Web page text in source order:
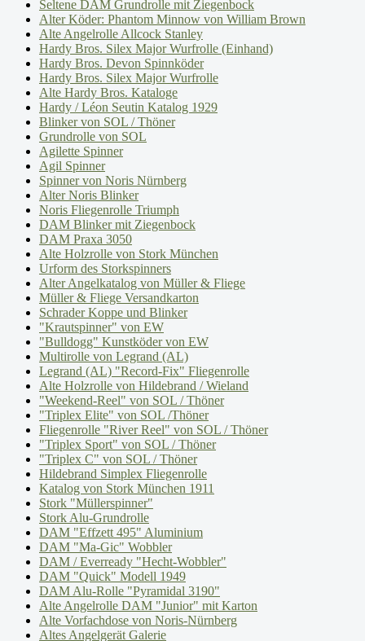
Seltene DAM Grundrolle mit Ziegenbock
Alter Köder: Phantom Minnow von William Brown
Alte Angelrolle Allcock Stanley
Hardy Bros. Silex Major Wurfrolle (Einhand)
Hardy Bros. Devon Spinnköder
Hardy Bros. Silex Major Wurfrolle
Alte Hardy Bros. Kataloge
Hardy / Léon Seutin Katalog 1929
Blinker von SOL / Thöner
Grundrolle von SOL
Agilette Spinner
Agil Spinner
Spinner von Noris Nürnberg
Alter Noris Blinker
Noris Fliegenrolle Triumph
DAM Blinker mit Ziegenbock
DAM Praxa 3050
Alte Holzrolle von Stork München
Urform des Storkspinners
Alter Angelkatalog von Müller & Fliege
Müller & Fliege Versandkarton
Schrader Koppe und Blinker
"Krautspinner" von EW
"Bulldogg" Kunstköder von EW
Multirolle von Legrand (AL)
Legrand (AL) "Record-Fix" Fliegenrolle
Alte Holzrolle von Hildebrand / Wieland
"Weekend-Reel" von SOL / Thöner
"Triplex Elite" von SOL /Thöner
Fliegenrolle "River Reel" von SOL / Thöner
"Triplex Sport" von SOL / Thöner
"Triplex C" von SOL / Thöner
Hildebrand Simplex Fliegenrolle
Katalog von Stork München 1911
Stork "Müllerspinner"
Stork Alu-Grundrolle
DAM "Effzett 495" Aluminium
DAM "Ma-Gic" Wobbler
DAM / Everready "Hecht-Wobbler"
DAM "Quick" Modell 1949
DAM Alu-Rolle "Pyramidal 3190"
Alte Angelrolle DAM "Junior" mit Karton
Alte Vorfachdose von Noris-Nürnberg
Altes Angelgerät Galerie